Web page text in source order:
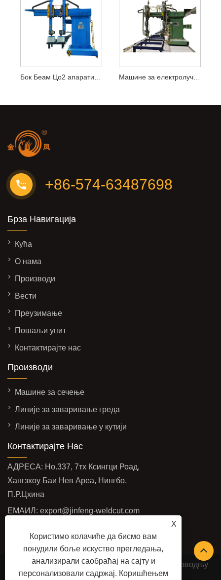
X
Користимо колачиће да бисмо вам
понудили боље искуство прегледања,
анализирали саобраћај на сајту и
персонализовали садржај. Коришћењем
+86-574-63487698
Брза Навигација
Кућа
О нама
Производи
Вести
Преузимање
Пошаљи упит
Контактирајте нас
Производи
Машине за сечење
Линије за заваривање греда
Линије за заваривање у кутији
Контактирајте Нас
АДРЕСА: Но.337, 7тх Ксингци Роад,
Хангзхоу Баи Нев Ареа, Нингбо,
П.Р.Цхина
ЕМАИЛ: export@jinfeng-weldcut.com
+86-574-63487698
Ауторско право © 2022 Нингбо ЈинФенг за производњу
машина за заваривање и сечење Цо., Лтд -